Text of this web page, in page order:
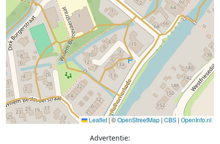
Leaflet|©OpenStreetMap | CBS | OpenInfo.nl
Advertentie: